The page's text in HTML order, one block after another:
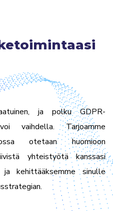
ja polku GDPR-
voi vaihdella. Tarjoamme
otetaan huomioon
yhteistyötä kanssasi
ja kehittääksemme sinulle